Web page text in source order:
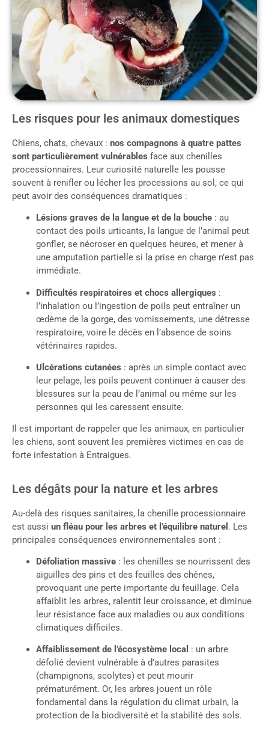
Les risques pour les animaux domestiques
Chiens, chats, chevaux : nos compagnons à quatre pattes
sont particulièrement vulnérables face aux chenilles
processionnaires. Leur curiosité naturelle les pousse
souvent à renifler ou lécher les processions au sol, ce qui
peut avoir des conséquences dramatiques :
Lésions graves de la langue et de la bouche : au
contact des poils urticants, la langue de l’animal peut
gonfler, se nécroser en quelques heures, et mener à
une amputation partielle si la prise en charge n’est pas
immédiate.
Difficultés respiratoires et chocs allergiques :
l’inhalation ou l’ingestion de poils peut entraîner un
œdème de la gorge, des vomissements, une détresse
respiratoire, voire le décès en l’absence de soins
vétérinaires rapides.
Ulcérations cutanées : après un simple contact avec
leur pelage, les poils peuvent continuer à causer des
blessures sur la peau de l’animal ou même sur les
personnes qui les caressent ensuite.
Il est important de rappeler que les animaux, en particulier
les chiens, sont souvent les premières victimes en cas de
forte infestation à Entraigues.
Les dégâts pour la nature et les arbres
Au-delà des risques sanitaires, la chenille processionnaire
est aussi un fléau pour les arbres et l’équilibre naturel . Les
principales conséquences environnementales sont :
Défoliation massive : les chenilles se nourrissent des
aiguilles des pins et des feuilles des chênes,
provoquant une perte importante du feuillage. Cela
affaiblit les arbres, ralentit leur croissance, et diminue
leur résistance face aux maladies ou aux conditions
climatiques difficiles.
Affaiblissement de l’écosystème local : un arbre
défolié devient vulnérable à d’autres parasites
(champignons, scolytes) et peut mourir
prématurément. Or, les arbres jouent un rôle
fondamental dans la régulation du climat urbain, la
protection de la biodiversité et la stabilité des sols.